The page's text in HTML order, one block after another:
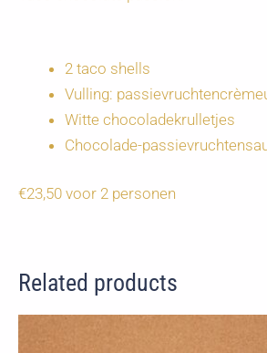
2 taco shells
Vulling:
Witte chocoladekrulletjes
Chocolade-
€23,50 voor 2 personen
Related products